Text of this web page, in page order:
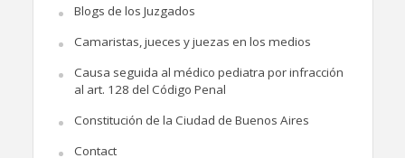
Blogs de los Juzgados
Camaristas, jueces y juezas en los medios
Causa seguida al médico pediatra por infracción
al art. 128 del Código Penal
Constitución de la Ciudad de Buenos Aires
Contact